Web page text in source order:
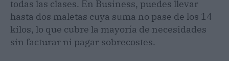
todas las clases. En Business, puedes llevar
hasta dos maletas cuya suma no pase de los 14
kilos, lo que cubre la mayoría de necesidades
sin facturar ni pagar sobrecostes.